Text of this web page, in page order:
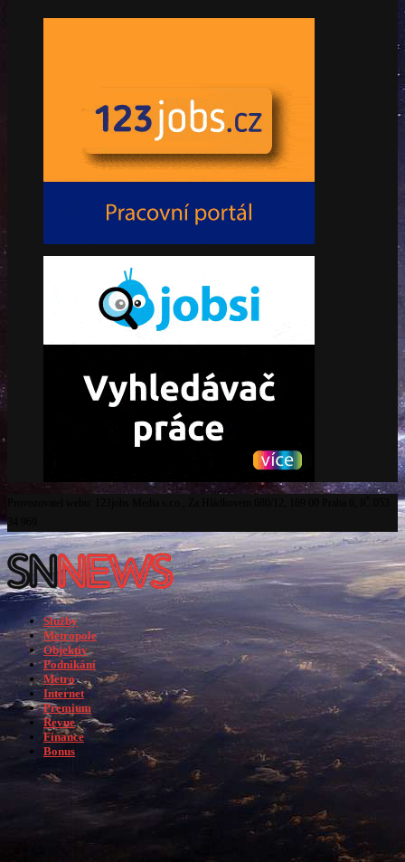
Služby
Metropole
Objektiv
Podnikání
Metro
Internet
Premium
Revue
Finance
Bonus